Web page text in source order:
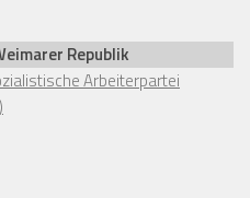
Republik
Arbeiterpartei